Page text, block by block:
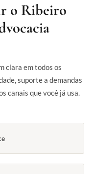
o Ribeiro
clara em todos os
suporte a demandas
canais que você já usa.